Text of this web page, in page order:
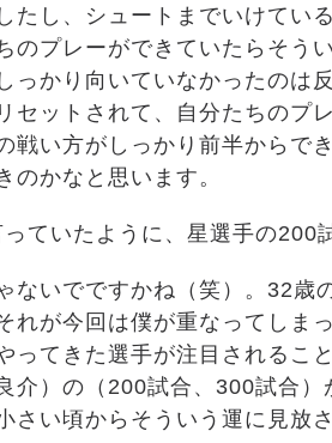
たし、シュートまでいけてい
のプレーができていたらそう
っかり向いていなかったのは
セットされて、自分たちのプ
戦い方がしっかり前半からで
のかなと思います。
ていたように、星選手の200
ないでですかね（笑）。32歳
れが今回は僕が重なってしま
ってきた選手が注目されるこ
介）の（200試合、300試合
さい頃からそういう運に見放